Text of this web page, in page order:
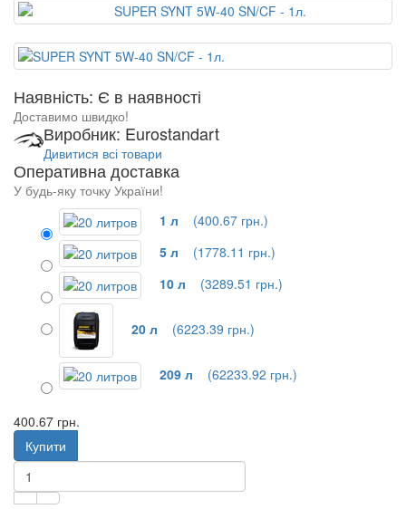
Наявність: Є в наявності
Доставимо швидко!
Виробник: Eurostandart
Дивитися всі товари
Оперативна доставка
У будь-яку точку України!
1 л (400.67 грн.)
5 л (1778.11 грн.)
10 л (3289.51 грн.)
20 л (6223.39 грн.)
209 л (62233.92 грн.)
400.67 грн.
Купити